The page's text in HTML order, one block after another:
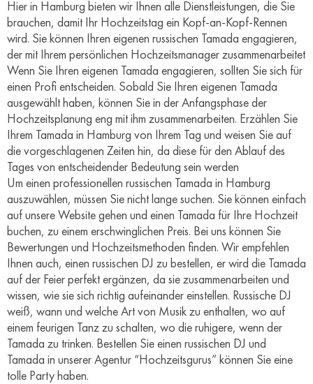
Hier in Hamburg bieten wir Ihnen alle Dienstleistungen, die Sie
brauchen, damit Ihr Hochzeitstag ein Kopf-an-Kopf-Rennen
wird. Sie können Ihren eigenen russischen Tamada engagieren,
der mit Ihrem persönlichen Hochzeitsmanager zusammenarbeitet
Wenn Sie Ihren eigenen Tamada engagieren, sollten Sie sich für
einen Profi entscheiden. Sobald Sie Ihren eigenen Tamada
ausgewählt haben, können Sie in der Anfangsphase der
Hochzeitsplanung eng mit ihm zusammenarbeiten. Erzählen Sie
Ihrem Tamada in Hamburg von Ihrem Tag und weisen Sie auf
die vorgeschlagenen Zeiten hin, da diese für den Ablauf des
Tages von entscheidender Bedeutung sein werden
Um einen professionellen russischen Tamada in Hamburg
auszuwählen, müssen Sie nicht lange suchen. Sie können einfach
auf unsere Website gehen und einen Tamada für Ihre Hochzeit
buchen, zu einem erschwinglichen Preis. Bei uns können Sie
Bewertungen und Hochzeitsmethoden finden. Wir empfehlen
Ihnen auch, einen russischen DJ zu bestellen, er wird die Tamada
auf der Feier perfekt ergänzen, da sie zusammenarbeiten und
wissen, wie sie sich richtig aufeinander einstellen. Russische DJ
weiß, wann und welche Art von Musik zu enthalten, wo auf
einem feurigen Tanz zu schalten, wo die ruhigere, wenn der
Tamada zu trinken. Bestellen Sie einen russischen DJ und
Tamada in unserer Agentur “Hochzeitsgurus” können Sie eine
tolle Party haben.